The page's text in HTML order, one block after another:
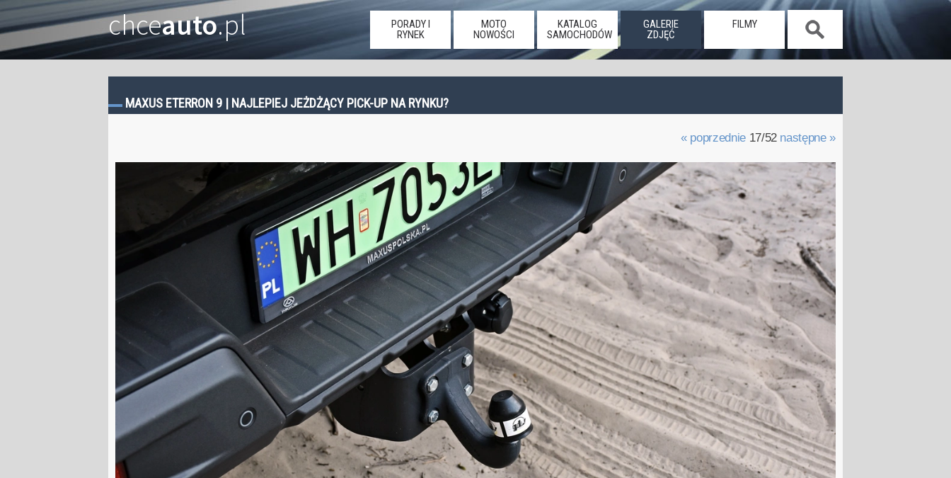
chceauto.pl
PORADY I
RYNEK
MOTO
NOWOŚCI
KATALOG
SAMOCHODÓW
GALERIE
ZDJĘĆ
FILMY
MAXUS ETERRON 9 | NAJLEPIEJ JEŻDŻĄCY PICK-UP NA RYNKU?
« poprzednie17/52 następne »